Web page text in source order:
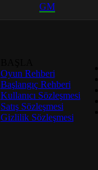
GM
Oyun Rehberi
Başlangıç Rehberi
Kullanıcı Sözleşmesi
Satış Sözleşmesi
Gizlilik Sözleşmesi